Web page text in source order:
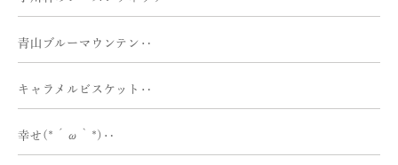
青山ブルーマウンテン‥
キャラメルビスケット‥
幸せ(*´ω｀*)‥